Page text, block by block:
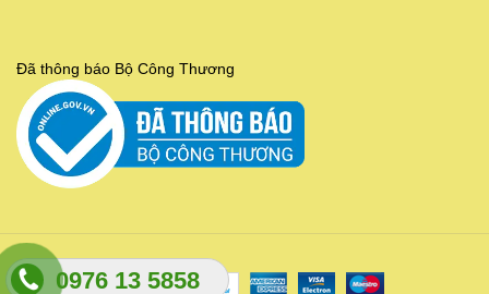
0976 13 5858
Đã thông báo Bộ Công Thương